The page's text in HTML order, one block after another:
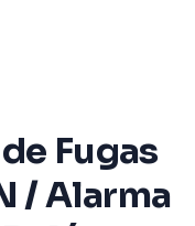
Fugas
/ Alarma